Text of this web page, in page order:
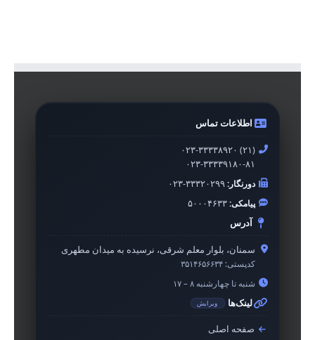
اطلاعات تماس
۰۲۳-۳۳۳۳۸۹۲۰ (۲۱)
۰۲۳-۳۳۳۳۹۱۸۰-۸۱
دورنگار:۰۲۳-۳۳۳۲۰۲۹۹
پیامکی:۵۰۰۰۴۶۳۳
آدرس
سمنان، بلوار معلم شرقی، نرسیده به میدان مطهری
کدپستی: ۳۵۱۴۶۵۶۶۳۴
شنبه تا چهارشنبه ۸ – ۱۷
لینک‌ها ویرایش
صفحه اصلی